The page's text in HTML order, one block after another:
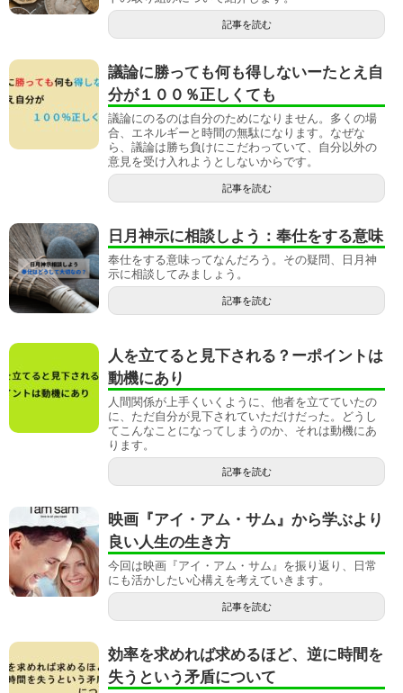
記事を読む
議論に勝っても何も得しないーたとえ自
分が１００％正しくても
議論にのるのは自分のためになりません。多くの場
合、エネルギーと時間の無駄になります。なぜな
ら、議論は勝ち負けにこだわっていて、自分以外の
意見を受け入れようとしないからです。
記事を読む
日月神示に相談しよう：奉仕をする意味
奉仕をする意味ってなんだろう。その疑問、日月神
示に相談してみましょう。
記事を読む
人を立てると見下される？ーポイントは
動機にあり
人間関係が上手くいくように、他者を立てていたの
に、ただ自分が見下されていただけだった。どうし
てこんなことになってしまうのか、それは動機にあ
ります。
記事を読む
映画『アイ・アム・サム』から学ぶより
良い人生の生き方
今回は映画『アイ・アム・サム』を振り返り、日常
にも活かしたい心構えを考えていきます。
記事を読む
効率を求めれば求めるほど、逆に時間を
失うという矛盾について